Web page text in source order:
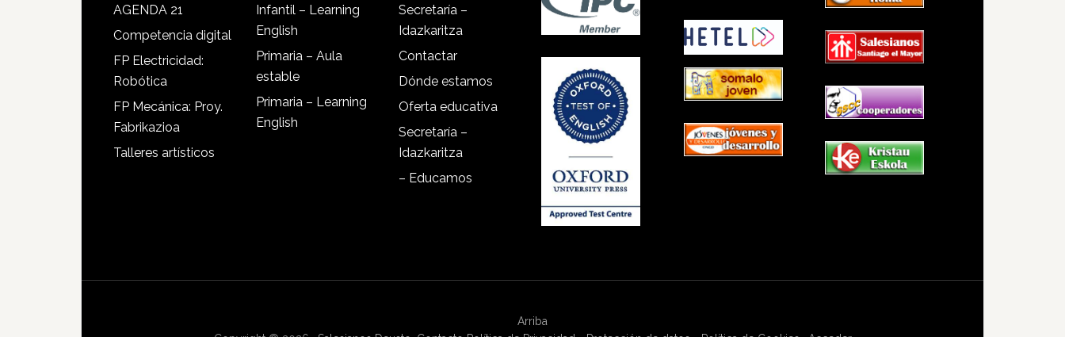
AGENDA 21
Competencia digital
FP Electricidad:
Robótica
FP Mecánica: Proy.
Fabrikazioa
Talleres artísticos
Infantil – Learning
English
Primaria – Aula
estable
Primaria – Learning
English
Secretaría –
Idazkaritza
Contactar
Dónde estamos
Oferta educativa
Secretaría –
Idazkaritza
– Educamos
Arriba